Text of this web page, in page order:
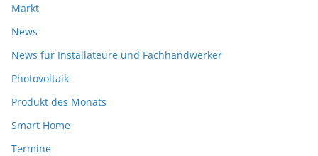
Markt
News
News für Installateure und Fachhandwerker
Photovoltaik
Produkt des Monats
Smart Home
Termine